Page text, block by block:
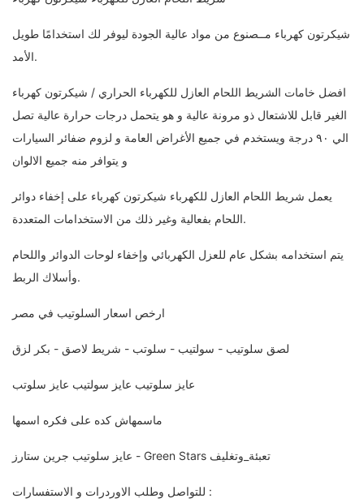
شيكرتون كهرباء مــصنوع من مواد عالية الجودة ليوفر لك استخدامًا طويل
الأمد.
افضل خامات الشريط اللحام العازل للكهرباء الحراري / شيكرتون كهرباء
الغير قابل للاشتعال ذو مرونة عالية و هو يتحمل درجات حرارة عالية تصل
الي ٩٠ درجة ويستخدم في جميع الأغراض العامة و لزوم ضفائر السيارات
و يتوافر منه جميع الالوان
يعمل شريط اللحام العازل للكهرباء شيكرتون كهرباء على إخفاء دوائر
اللحام بفعالية وغير ذلك من الاستخدامات المتعددة.
يتم استخدامه بشكل عام للعزل الكهربائي وإخفاء لوحات الدوائر واللحام
وأسلاك الربط.
ارخص اسعار السلوتيب في مصر
لصق سلوتيب - سولتيب - سلوتب - شريط لاصق - بكر لزق
عايز سلوتيب عايز سولتيب عايز سلوتب
ماسمهاش كده على فكره اسمها
عايز سلوتيب جرين ستارز - Green Stars تعبئة_وتغليف
للتواصل وطلب الاوردرات و الاستفسارات :